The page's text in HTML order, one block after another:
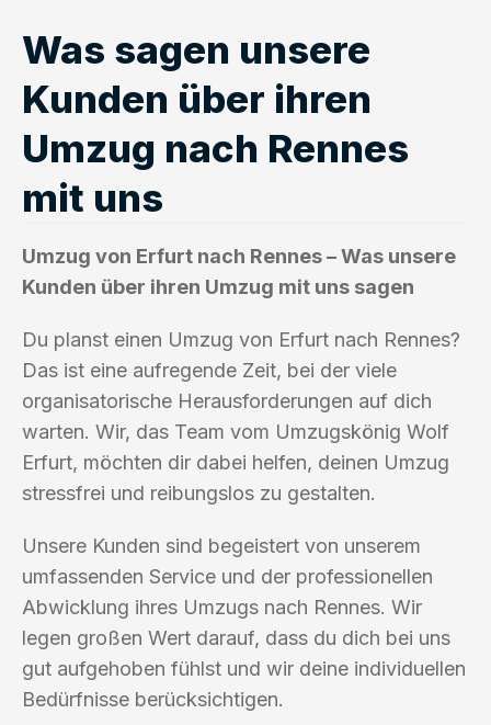
Was sagen unsere
Kunden über ihren
Umzug nach Rennes
mit uns
Umzug von Erfurt nach Rennes – Was unsere
Kunden über ihren Umzug mit uns sagen
Du planst einen Umzug von Erfurt nach Rennes?
Das ist eine aufregende Zeit, bei der viele
organisatorische Herausforderungen auf dich
warten. Wir, das Team vom Umzugskönig Wolf
Erfurt, möchten dir dabei helfen, deinen Umzug
stressfrei und reibungslos zu gestalten.
Unsere Kunden sind begeistert von unserem
umfassenden Service und der professionellen
Abwicklung ihres Umzugs nach Rennes. Wir
legen großen Wert darauf, dass du dich bei uns
gut aufgehoben fühlst und wir deine individuellen
Bedürfnisse berücksichtigen.